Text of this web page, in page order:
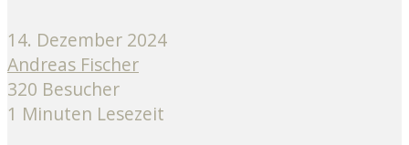
14. Dezember 2024
Andreas Fischer
320 Besucher
1 Minuten Lesezeit